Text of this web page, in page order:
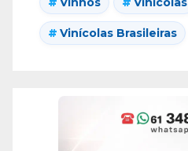
Vinícolas Brasileiras